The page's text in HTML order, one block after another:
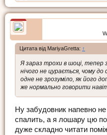
Цитата від MariyaGretta: ↑
Я зараз трохи в шоці, тепер
нічого не цурається, чому до
одне не зрозуміло, як його
же нормально говорити
Ну забудовник напевно
спалить, а я лошару цю
дуже складно читати